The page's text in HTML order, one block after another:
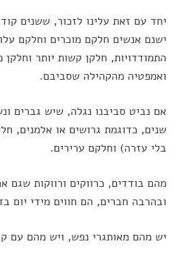
יחד עם זאת עלינו לזכור, ששנים
ישנם אנשים חלקם מוכרים וחלקם
התמודדויות, חלקן קשות יותר
ואמפטיה מהקהילה שסביבם.
אם נביט סביבנו נגלה, שיש גברים
שנים, כדוגמת גרושים או אלמנים,
בלי עזרה) וחלקם ערירים.
מהם בודדים, כרווקים ורווקות
ובהרבה חברים, הם חווים מידי יום
יש מהם מאותגרי נפש, ויש מהם עם